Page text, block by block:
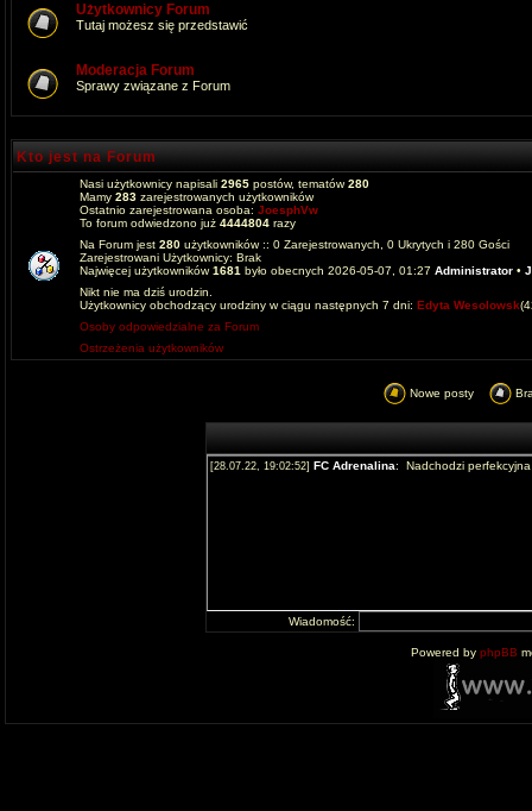
Użytkownicy Forum
Tutaj możesz się przedstawić
Moderacja Forum
Sprawy związane z Forum
Kto jest na Forum
Nasi użytkownicy napisali 2965 postów, tematów280
Mamy 283 zarejestrowanych użytkowników
Ostatnio zarejestrowana osoba: JoesphVw
To forum odwiedzono już 4444804 razy
Na Forum jest 280 użytkowników :: 0 Zarejestrowanych, 0 Ukrytych i 280 Gości
Zarejestrowani Użytkownicy: Brak
Najwięcej użytkowników1681 było obecnych 2026-05-07, 01:27 Administrator •
Nikt nie ma dziś urodzin.
Użytkownicy obchodzący urodziny w ciągu następnych 7 dni: Edyta Wesolowsk
Osoby odpowiedzialne za Forum
Ostrzeżenia użytkowników
Nowe posty
Wiadomość:
Powered by phpBB